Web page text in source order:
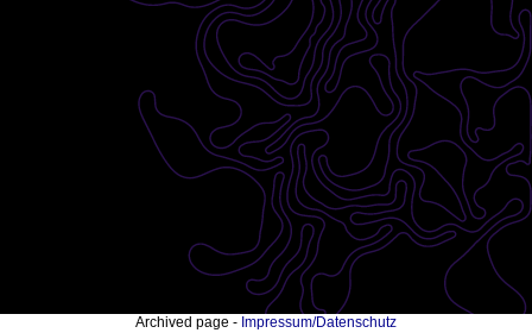
Archived page - Impressum/Datenschutz